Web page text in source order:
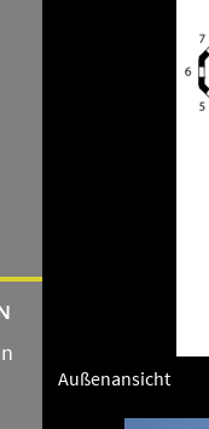
Außenansicht